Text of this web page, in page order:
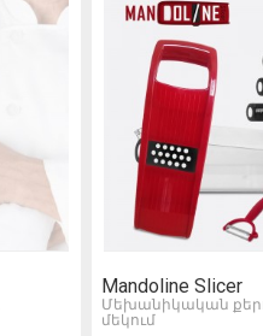
Mandoline Slicer
Մեխանիկական
մեկում